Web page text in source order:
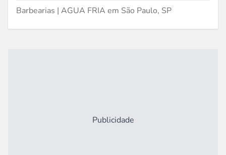
Barbearias | AGUA FRIA em São Paulo, SP
Publicidade